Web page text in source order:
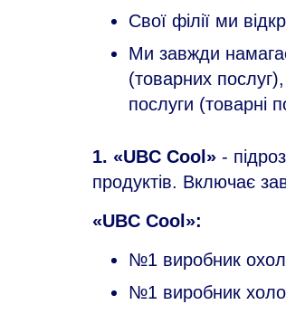
Свої філії ми
Ми завжди
(товарних
послуги (товарні
1. «UBC Сool» -
продуктів. Включає
«UBC Сool»:
№1 виробник
№1 виробник